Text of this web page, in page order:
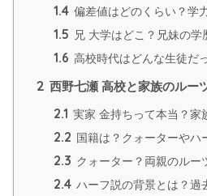
1.4 偏差値はどのくらい？学
1.5 兄 大学はどこ？兄妹の学
1.6 高校時代はどんな生徒だ
2 西野七瀬 高校と家族のルー
2.1 実家 金持ちって本当？家
2.2 国籍は？クォーターやハ
2.3 クォーター？両親のルー
2.4 ハーフ説の背景とは？過